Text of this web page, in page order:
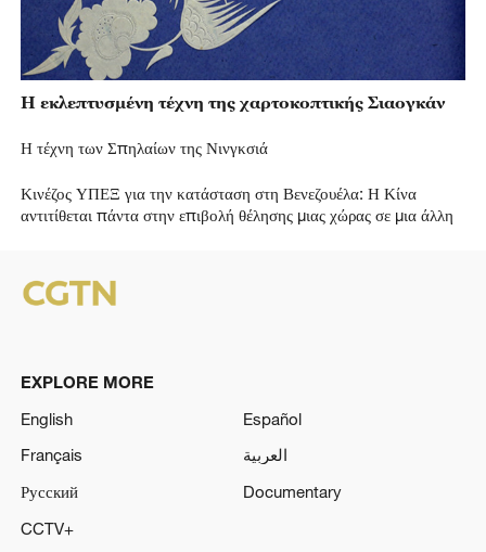
Η εκλεπτυσμένη τέχνη της χαρτοκοπτικής Σιαογκάν
Η τέχνη των Σπηλαίων της Νινγκσιά
Κινέζος ΥΠΕΞ για την κατάσταση στη Βενεζουέλα: Η Κίνα
αντιτίθεται πάντα στην επιβολή θέλησης μιας χώρας σε μια άλλη
EXPLORE MORE
English
Español
Français
العربية
Русский
Documentary
CCTV+